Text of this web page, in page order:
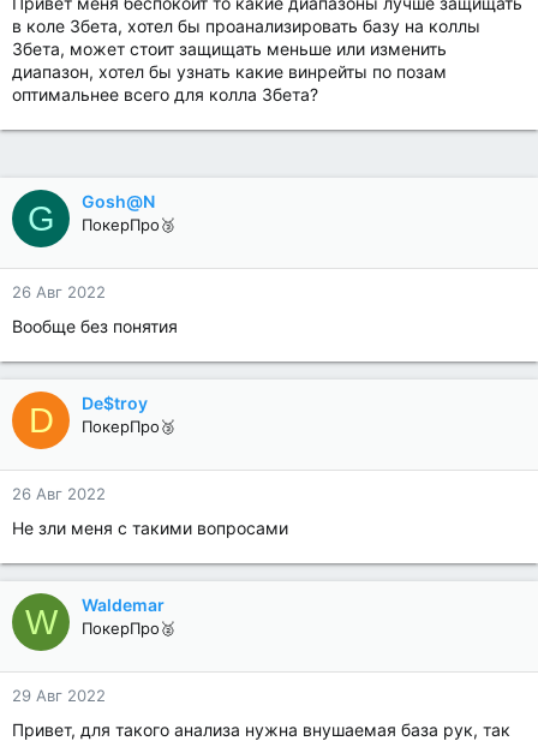
в коле 3бета, хотел бы проанализировать базу на коллы
3бета, может стоит защищать меньше или изменить
диапазон, хотел бы узнать какие винрейты по позам
оптимальнее всего для колла 3бета?
G Gosh@N
ПокерПро🥉
26 Авг 2022
Вообще без понятия
D De$troy
ПокерПро🥉
26 Авг 2022
Не зли меня с такими вопросами
W Waldemar
ПокерПро🥈
29 Авг 2022
Привет, для такого анализа нужна внушаемая база рук, так